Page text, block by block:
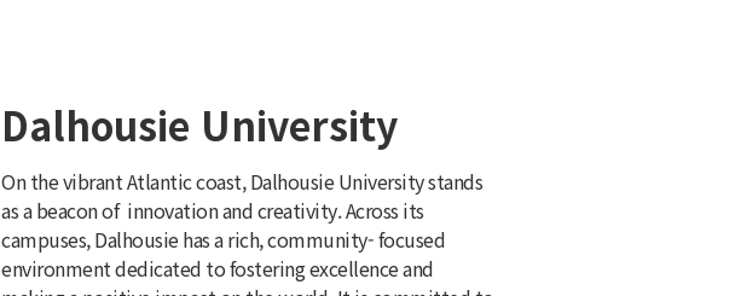
Dalhousie University
On the vibrant Atlantic coast, Dalhousie University stands
as a beacon of innovation and creativity. Across its
campuses, Dalhousie has a rich, community- focused
environment dedicated to fostering excellence and